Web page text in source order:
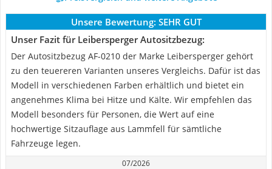
Unsere Bewertung: SEHR GUT
Unser Fazit für Leibersperger Autositzbezug:
Der Autositzbezug ‎AF-0210 der Marke Leibersperger gehört
zu den teuereren Varianten unseres Vergleichs. Dafür ist das
Modell in verschiedenen Farben erhältlich und bietet ein
angenehmes Klima bei Hitze und Kälte. Wir empfehlen das
Modell besonders für Personen, die Wert auf eine
hochwertige Sitzauflage aus Lammfell für sämtliche
Fahrzeuge legen.
07/2026